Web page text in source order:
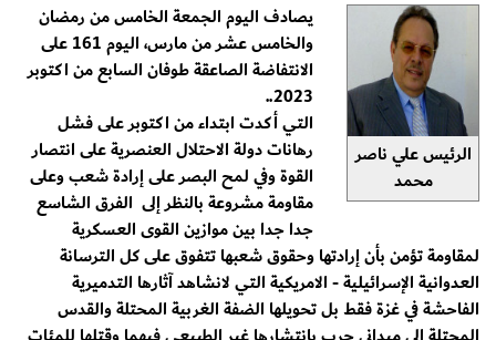
الرئيس علي ناصر
محمد
يصادف اليوم الجمعة الخامس من رمضان
والخامس عشر من مارس، اليوم 161 على
الانتفاضة الصاعقة طوفان السابع من اكتوبر
2023..
التي أكدت ابتداء من اكتوبر على فشل
رهانات دولة الاحتلال العنصرية على انتصار
القوة وفي لمح البصر على إرادة شعب وعلى
مقاومة مشروعة بالنظر إلى الفرق الشاسع
جدا جدا بين موازين القوى العسكرية
لمقاومة تؤمن بأن إرادتها وحقوق شعبها تتفوق على كل الترسانة
العدوانية الإسرائيلية - الامريكية التي لانشاهد آثارها التدميرية
الفاحشة في غزة فقط بل تحويلها الضفة الغربية المحتلة والقدس